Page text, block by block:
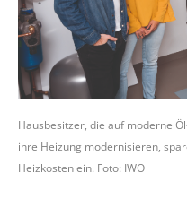
Hausbesitzer, die auf moderne
ihre Heizung modernisieren,
Heizkosten ein. Foto: IWO